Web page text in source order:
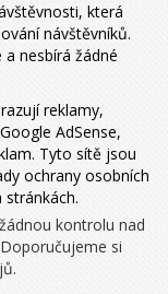
která
návštěvníků.
nesbírá žádné
reklamy,
AdSense,
Tyto sítě jsou
ochrany osobních
kontrolu nad
si